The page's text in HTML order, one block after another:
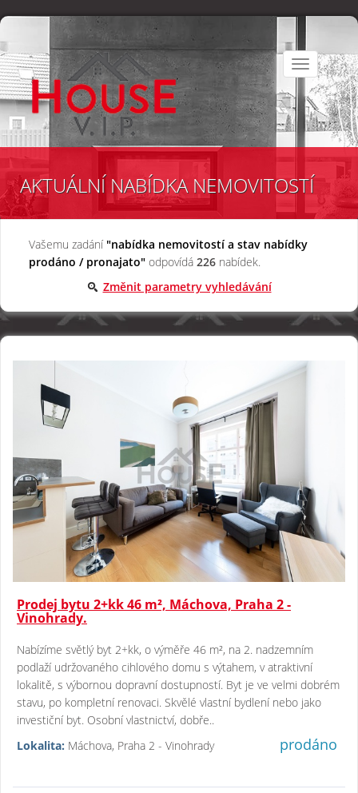
Toggle
navigation
AKTUÁLNÍ NABÍDKA NEMOVITOSTÍ
Vašemu zadání "nabídka nemovitostí a stav nabídky
prodáno / pronajato" odpovídá 226 nabídek.
Změnit parametry vyhledávání
Prodej bytu 2+kk 46 m², Máchova, Praha 2 -
Vinohrady.
Nabízíme světlý byt 2+kk, o výměře 46 m², na 2. nadzemním
podlaží udržovaného cihlového domu s výtahem, v atraktivní
lokalitě, s výbornou dopravní dostupností. Byt je ve velmi dobrém
stavu, po kompletní renovaci. Skvělé vlastní bydlení nebo jako
investiční byt. Osobní vlastnictví, dobře..
Lokalita: Máchova, Praha 2 - Vinohrady prodáno